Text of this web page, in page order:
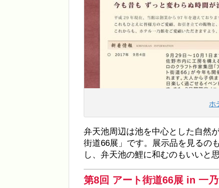
ホ
弁天池周辺は池を中心とした自然
街道66展」です。展示品を見るの
し、弁天池の鯉に和むのもいいと思
第8回 アート街道66展 in 一